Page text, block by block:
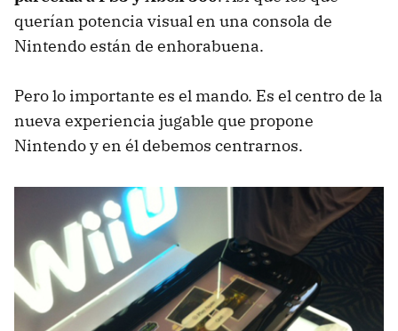
querían potencia visual en una consola de
Nintendo están de enhorabuena.
Pero lo importante es el mando. Es el centro de la
nueva experiencia jugable que propone
Nintendo y en él debemos centrarnos.